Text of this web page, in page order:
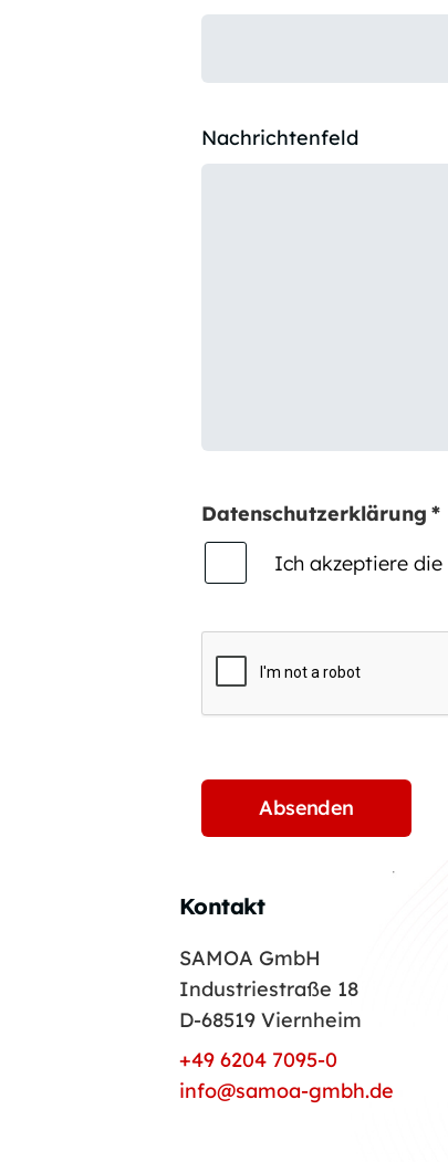
Nachrichtenfeld
Datenschutzerklärung *
Ich akzeptiere die
Kontakt
SAMOA GmbH
Industriestraße 18
D-68519 Viernheim
+49 6204 7095-0
info@samoa-gmbh.de